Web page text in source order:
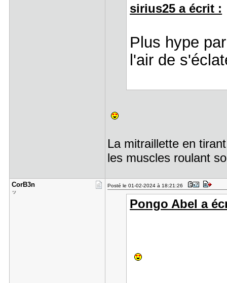
sirius25 a écrit :
Plus hype
l'air de
La mitraillette en
les muscles roulant
CorB3n
ッ
Posté le 01-02-2024 à 18:21:26
Pongo Abel a